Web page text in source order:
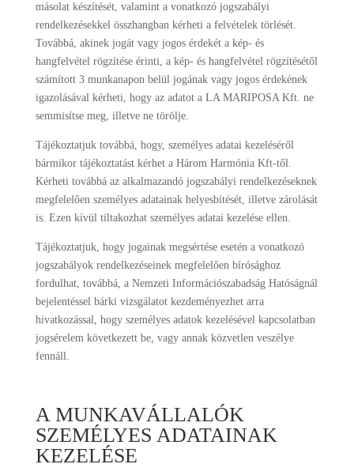
másolat készítését, valamint a vonatkozó jogszabályi
rendelkezésekkel összhangban kérheti a felvételek törlését.
Továbbá, akinek jogát vagy jogos érdekét a kép- és
hangfelvétel rögzítése érinti, a kép- és hangfelvétel rögzítésétől
számított 3 munkanapon belül jogának vagy jogos érdekének
igazolásával kérheti, hogy az adatot a LA MARIPOSA Kft. ne
semmisítse meg, illetve ne törölje.
Tájékoztatjuk továbbá, hogy, személyes adatai kezeléséről
bármikor tájékoztatást kérhet a Három Harmónia Kft-től.
Kérheti továbbá az alkalmazandó jogszabályi rendelkezéseknek
megfelelően személyes adatainak helyesbítését, illetve zárolását
is. Ezen kívül tiltakozhat személyes adatai kezelése ellen.
Tájékoztatjuk, hogy jogainak megsértése esetén a vonatkozó
jogszabályok rendelkezéseinek megfelelően bírósághoz
fordulhat, továbbá, a Nemzeti Információszabadság Hatóságnál
bejelentéssel bárki vizsgálatot kezdeményezhet arra
hivatkozással, hogy személyes adatok kezelésével kapcsolatban
jogsérelem következett be, vagy annak közvetlen veszélye
fennáll.
A MUNKAVÁLLALÓK
SZEMÉLYES ADATAINAK
KEZELÉSE